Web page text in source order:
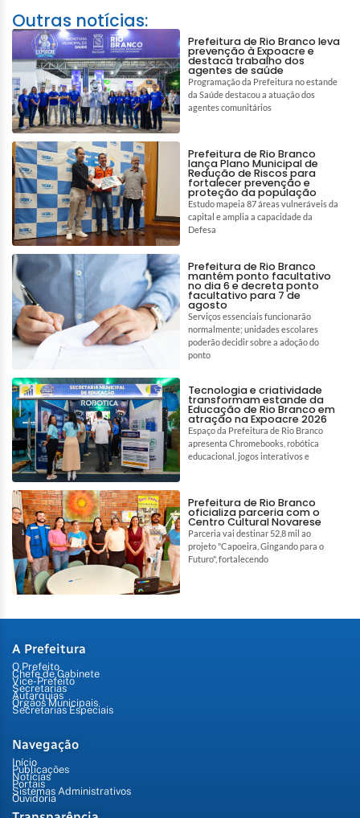
Outras notícias:
Prefeitura de Rio Branco leva
prevenção à Expoacre e
destaca trabalho dos
agentes de saúde
Programação da Prefeitura no estande
da Saúde destacou a atuação dos
agentes comunitários
Prefeitura de Rio Branco
lança Plano Municipal de
Redução de Riscos para
fortalecer prevenção e
proteção da população
Estudo mapeia 87 áreas vulneráveis da
capital e amplia a capacidade da
Defesa
Prefeitura de Rio Branco
mantém ponto facultativo
no dia 6 e decreta ponto
facultativo para 7 de
agosto
Serviços essenciais funcionarão
normalmente; unidades escolares
poderão decidir sobre a adoção do
ponto
Tecnologia e criatividade
transformam estande da
Educação de Rio Branco em
atração na Expoacre 2026
Espaço da Prefeitura de Rio Branco
apresenta Chromebooks, robótica
educacional, jogos interativos e
Prefeitura de Rio Branco
oficializa parceria com o
Centro Cultural Novarese
Parceria vai destinar 52,8 mil ao
projeto "Capoeira, Gingando para o
Futuro", fortalecendo
A Prefeitura
O Prefeito
Chefe de Gabinete
Vice-Prefeito
Secretarias
Autarquias
Órgãos Municipais
Secretarias Especiais
Navegação
Início
Publicações
Notícias
Portais
Sistemas Administrativos
Ouvidoria